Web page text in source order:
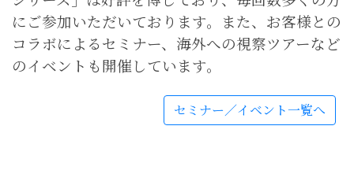
にご参加いただいております。また、お客様との
コラボによるセミナー、海外への視察ツアーなど
のイベントも開催しています。
セミナー／イベント一覧へ